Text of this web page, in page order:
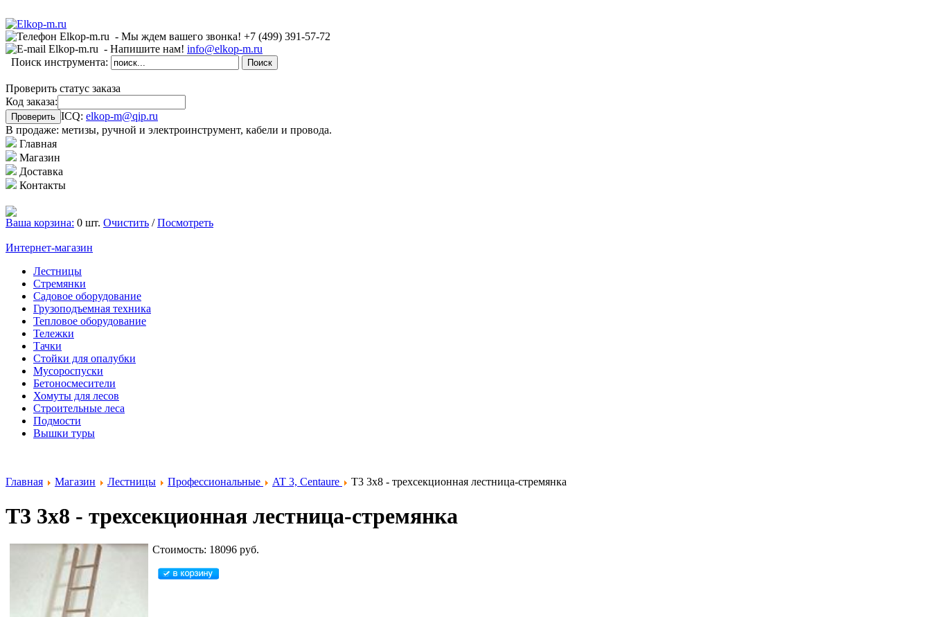
- Мы ждем вашего звонка! +7 (499) 391-57-72
- Напишите нам! info@elkop-m.ru
Поиск инструмента:
Проверить статус заказа
Код заказа:
ICQ: elkop-m@qip.ru
В продаже: метизы, ручной и электроинструмент, кабели и провода.
Главная
Магазин
Доставка
Контакты
Ваша корзина: 0 шт. Очистить /Посмотреть
Интернет-магазин
Лестницы
Стремянки
Садовое оборудование
Грузоподъемная техника
Тепловое оборудование
Тележки
Тачки
Стойки для опалубки
Мусороспуски
Бетоносмесители
Хомуты для лесов
Строительные леса
Подмости
Вышки туры
Главная Магазин Лестницы Профессиональные AT 3, Centaure T3 3x8 - трехсекционная лестница-стремянка
T3 3x8 - трехсекционная лестница-стремянка
Стоимость: 18096 руб.